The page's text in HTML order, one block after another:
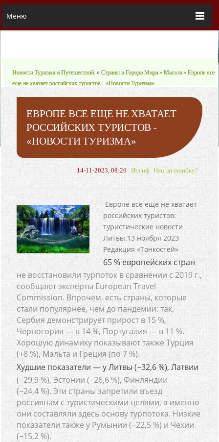
Меню
Новости Туризма и Путешествий. »Страны и Города Мира »Мальта » Европе все
еще не хватает российских туристов - «Новости Туризма»
ЕВРОПЕ ВСЕ ЕЩЕ НЕ ХВАТАЕТ
РОССИЙСКИХ ТУРИСТОВ -
«НОВОСТИ ТУРИЗМА»
14-11-2023, 08:26 Иосиф Нашли ошибку?
Европе все еще не хватает
российских туристов:
туристические новости
Литвы.13 ноября 2023
Редакция «Тонкостей»
65 % европейских стран
не восстановили турпоток в сравнении с 2019 г.,
сообщают эксперты European Travel
Commission. Впрочем, есть страны, которые
стали популярнее, чем до пандемии: так,
Сербия демонстрирует прирост в 15 %,
Черногория — в 14 %, Португалия — в 11 %.
Хорошую динамику показывают также Турция
(+8 %), Мальта и Греция (по 7 %).
Худшие показатели — у Литвы (−32,6 %), Латвии
(−29,9 %), Эстонии (−26,6 %), Финляндии
(−24,4 %). Эти страны запретили въезд
россиянам с туристическими целями, а именно
они составляли здесь основу турпотока. Низкие
показатели также у Румынии (−22,5 %) и Чехии
(−15,2 %).